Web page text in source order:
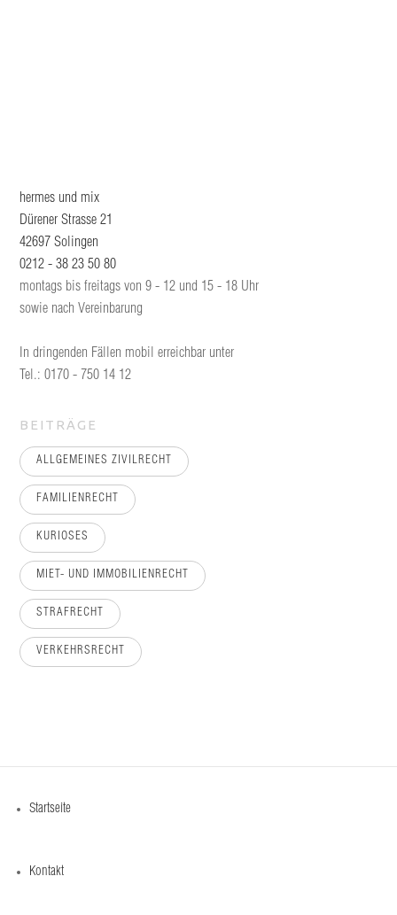
hermes und mix
Dürener Strasse 21
42697 Solingen
0212 - 38 23 50 80
montags bis freitags von 9 - 12 und 15 - 18 Uhr
sowie nach Vereinbarung
In dringenden Fällen mobil erreichbar unter
Tel.: 0170 - 750 14 12
BEITRÄGE
ALLGEMEINES ZIVILRECHT
FAMILIENRECHT
KURIOSES
MIET- UND IMMOBILIENRECHT
STRAFRECHT
VERKEHRSRECHT
Startseite
Kontakt